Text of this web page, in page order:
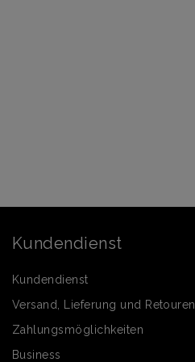
Kundendienst
Kundendienst
Versand, Lieferung und Retouren
Zahlungsmöglichkeiten
Business